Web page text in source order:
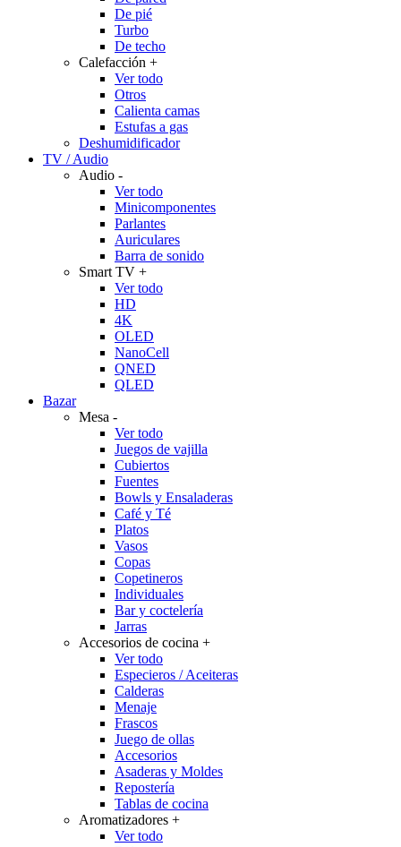
De pié
Turbo
De techo
Calefacción +
Ver todo
Otros
Calienta camas
Estufas a gas
Deshumidificador
TV / Audio
Audio -
Ver todo
Minicomponentes
Parlantes
Auriculares
Barra de sonido
Smart TV +
Ver todo
HD
4K
OLED
NanoCell
QNED
QLED
Bazar
Mesa -
Ver todo
Juegos de vajilla
Cubiertos
Fuentes
Bowls y Ensaladeras
Café y Té
Platos
Vasos
Copas
Copetineros
Individuales
Bar y coctelería
Jarras
Accesorios de cocina +
Ver todo
Especieros / Aceiteras
Calderas
Menaje
Frascos
Juego de ollas
Accesorios
Asaderas y Moldes
Repostería
Tablas de cocina
Aromatizadores +
Ver todo